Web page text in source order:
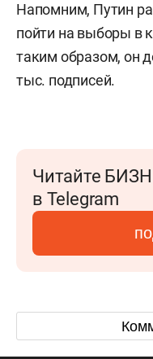
Напомним, Путин
пойти на выборы в
таким образом, он
тыс. подписей.
Читайте
в Telegram